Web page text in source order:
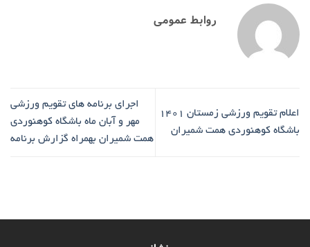
روابط عمومی
اعلام تقویم ورزشی زمستان 1401
باشگاه کوهنوردی همت شمیران
اجرای برنامه های تقویم ورزشی
مهر و آبان ماه باشگاه کوهنوردی
همت شمیران بهمراه گزارش برنامه